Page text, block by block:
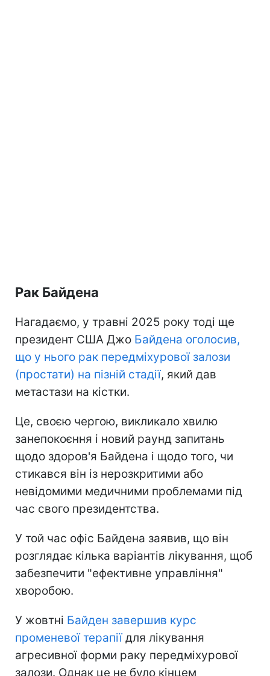
Рак Байдена
Нагадаємо, у травні 2025 року тоді ще
президент США Джо Байдена оголосив,
що у нього рак передміхурової залози
(простати) на пізній стадії, який дав
метастази на кістки.
Це, своєю чергою, викликало хвилю
занепокоєння і новий раунд запитань
щодо здоров'я Байдена і щодо того, чи
стикався він із нерозкритими або
невідомими медичними проблемами під
час свого президентства.
У той час офіс Байдена заявив, що він
розглядає кілька варіантів лікування, щоб
забезпечити "ефективне управління"
хворобою.
У жовтні Байден завершив курс
променевої терапіїдля лікування
агресивної форми раку передміхурової
залози. Однак це не було кінцем